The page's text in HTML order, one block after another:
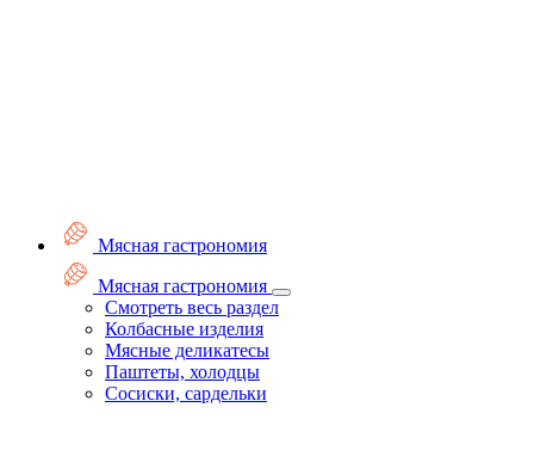
Мясная гастрономия
Мясная гастрономия
Смотреть весь раздел
Колбасные изделия
Мясные деликатесы
Паштеты, холодцы
Сосиски, сардельки